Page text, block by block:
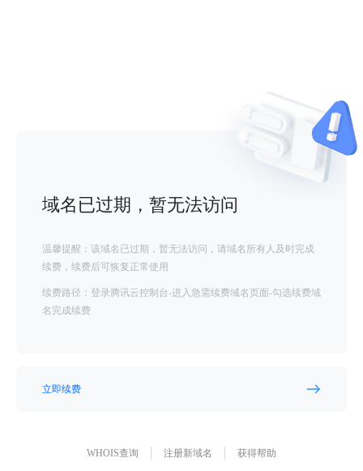
域名已过期，暂无法访问
温馨提醒：该域名已过期，暂无法访问，请域名所有人及时完成
续费，续费后可恢复正常使用
续费路径：登录腾讯云控制台-进入急需续费域名页面-勾选续费域
名完成续费
立即续费
WHOIS查询 注册新域名 获得帮助